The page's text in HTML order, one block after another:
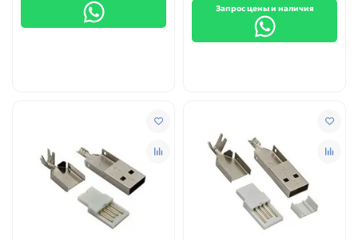
Запрос цены и наличия